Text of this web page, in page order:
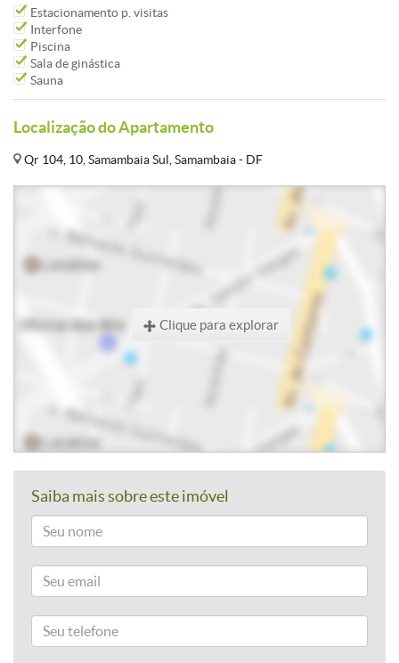
Estacionamento p. visitas
Interfone
Piscina
Sala de ginástica
Sauna
Localização do Apartamento
Qr 104, 10, Samambaia Sul, Samambaia - DF
Clique para explorar
Saiba mais sobre este imóvel